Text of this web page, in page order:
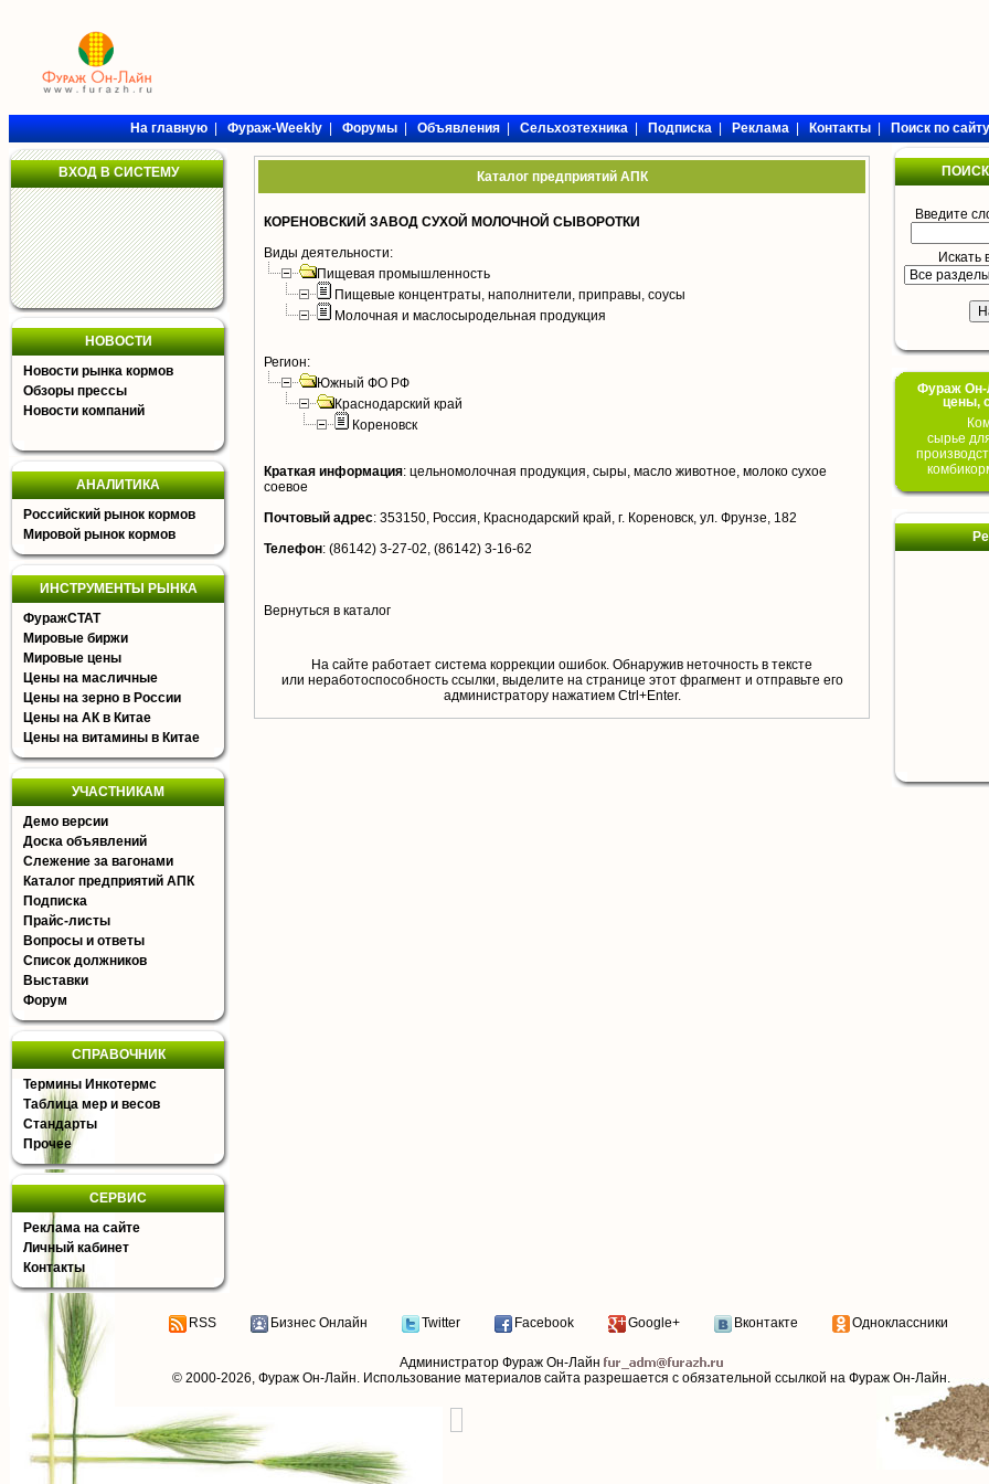
На главную|Фураж-Weekly|Форумы|Объявления|Сельхозтехника|Подписка|Реклама|Контакты|Поиск по сайту
ВХОД В СИСТЕМУ
НОВОСТИ
Новости рынка кормов
Обзоры прессы
Новости компаний
АНАЛИТИКА
Российский рынок кормов
Мировой рынок кормов
ИНСТРУМЕНТЫ РЫНКА
ФуражСТАТ
Мировые биржи
Мировые цены
Цены на масличные
Цены на зерно в России
Цены на АК в Китае
Цены на витамины в Китае
УЧАСТНИКАМ
Демо версии
Доска объявлений
Слежение за вагонами
Каталог предприятий АПК
Подписка
Прайс-листы
Вопросы и ответы
Список должников
Выставки
Форум
СПРАВОЧНИК
Термины Инкотермс
Таблица мер и весов
Стандарты
Прочее
СЕРВИС
Реклама на сайте
Личный кабинет
Контакты
Каталог предприятий АПК
КОРЕНОВСКИЙ ЗАВОД СУХОЙ МОЛОЧНОЙ СЫВОРОТКИ
Виды деятельности:
Пищевая промышленность
Пищевые концентраты, наполнители, приправы, соусы
Молочная и маслосыродельная продукция
Регион:
Южный ФО РФ
Краснодарский край
Кореновск
Краткая информация: цельномолочная продукция, сыры, масло животное, молоко сухое
соевое
Почтовый адрес: 353150, Россия, Краснодарский край, г. Кореновск, ул. Фрунзе, 182
Телефон: (86142) 3-27-02, (86142) 3-16-62
Вернуться в каталог
На сайте работает система коррекции ошибок. Обнаружив неточность в тексте
или неработоспособность ссылки, выделите на странице этот фрагмент и отправьте его
aдминистратору нажатием Ctrl+Enter.
Введите
Искать
Фураж Он-
цены,
сырье
RSS Бизнес Онлайн Twitter Facebook Google+ Вконтакте Одноклассники
Администратор Фураж Он-Лайн
© 2000-2026, Фураж Он-Лайн. Использование материалов сайта разрешается с обязательной ссылкой на Фураж Он-Лайн.